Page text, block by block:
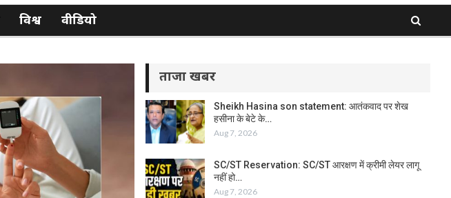
विश्व वीडियो
ताजा खबर
Sheikh Hasina son statement: आतंकवाद पर शेख
हसीना के बेटे के…
Aug 7, 2026
SC/ST Reservation: SC/ST आरक्षण में क्रीमी लेयर लागू
नहीं हो…
Aug 7, 2026